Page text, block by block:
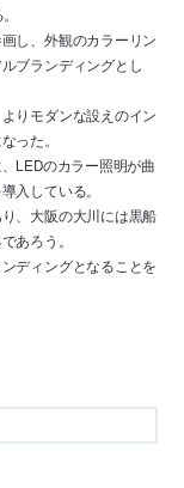
し、外観のカラーリン
ブランディングとし
りモダンな設えのイン
った。
LEDのカラー照明が曲
入している。
、大阪の大川には黒船
あろう。
ディングとなることを